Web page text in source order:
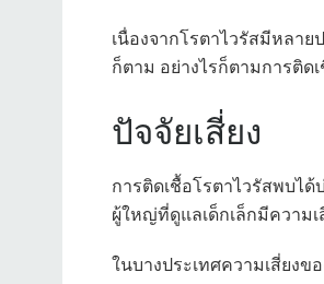
เนื่องจากโรตาไวรัสมีหลา
ก็ตาม อย่างไรก็ตามการติ
ปัจจัยเสี่ยง
การติดเชื้อโรตาไวรัสพบได้
ผู้ใหญ่ที่ดูแลเด็กเล็กมีความ
ในบางประเทศความเสี่ยง